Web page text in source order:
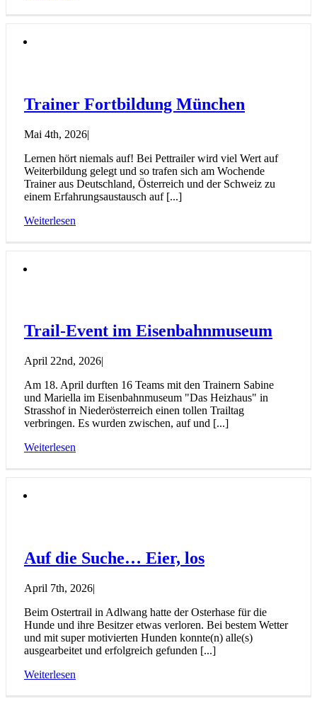
Trainer Fortbildung München
Mai 4th, 2026|
Lernen hört niemals auf! Bei Pettrailer wird viel Wert auf
Weiterbildung gelegt und so trafen sich am Wochende
Trainer aus Deutschland, Österreich und der Schweiz zu
einem Erfahrungsaustausch auf [...]
Weiterlesen
Trail-Event im Eisenbahnmuseum
April 22nd, 2026|
Am 18. April durften 16 Teams mit den Trainern Sabine
und Mariella im Eisenbahnmuseum "Das Heizhaus" in
Strasshof in Niederösterreich einen tollen Trailtag
verbringen. Es wurden zwischen, auf und [...]
Weiterlesen
Auf die Suche… Eier, los
April 7th, 2026|
Beim Ostertrail in Adlwang hatte der Osterhase für die
Hunde und ihre Besitzer etwas verloren. Bei bestem Wetter
und mit super motivierten Hunden konnte(n) alle(s)
ausgearbeitet und erfolgreich gefunden [...]
Weiterlesen